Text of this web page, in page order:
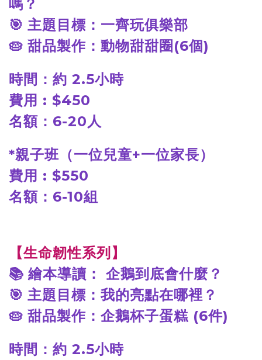
嗎？
🎯 主題目標：一齊玩俱樂部
🥧 甜品製作：動物甜甜圈(6個)
時間：約 2.5小時
費用 : $450
名額：6-20人
*親子班（一位兒童+一位家長）
費用 : $550
名額：6-10組
【生命韌性系列】
📚 繪本導讀： 企鵝到底會什麼？
🎯 主題目標：我的亮點在哪裡？
🥧 甜品製作：企鵝杯子蛋糕 (6件)
時間：約 2.5小時